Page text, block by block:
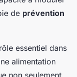
de prévention
essentiel dans
alimentation